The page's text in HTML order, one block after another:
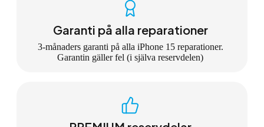
Garanti på alla reparationer
3-månaders garanti på alla iPhone 15 reparationer.
Garantin gäller fel (i själva reservdelen)